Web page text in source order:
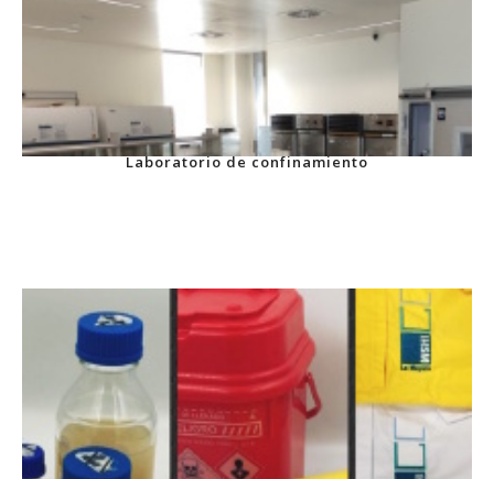
Laboratorio de confinamiento